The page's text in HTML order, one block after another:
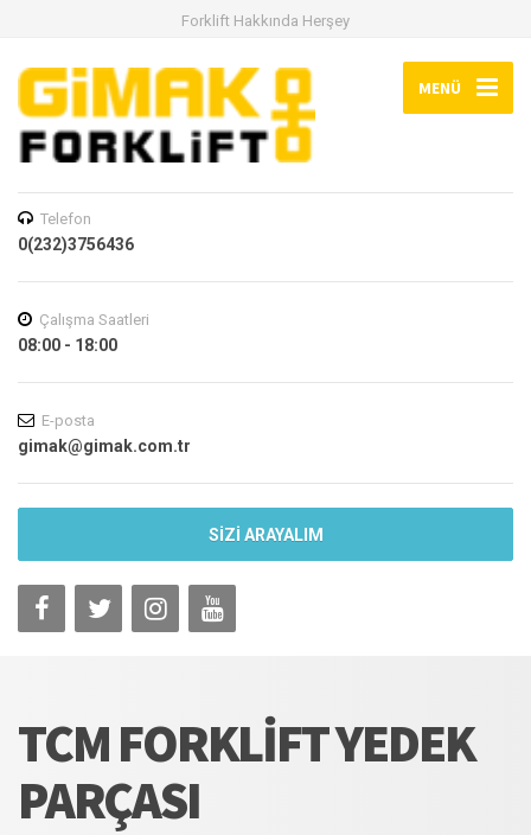
Forklift Hakkında Herşey
MENÜ
Telefon
0(232)3756436
Çalışma Saatleri
08:00 - 18:00
E-posta
gimak@gimak.com.tr
SİZİ ARAYALIM
TCM FORKLIFT YEDEK
PARÇASI